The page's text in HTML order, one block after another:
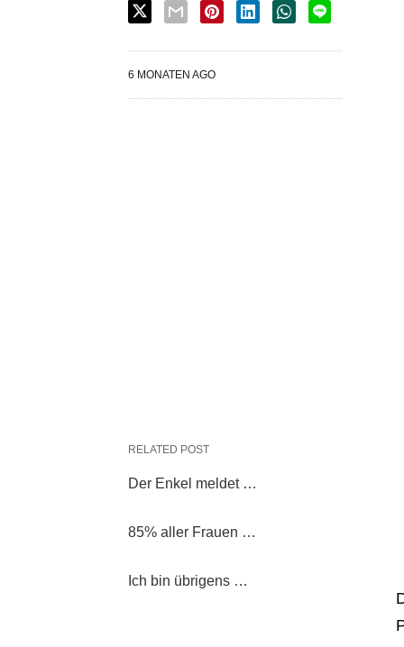
6 MONATEN AGO
RELATED POST
Der Enkel meldet …
85% aller Frauen …
Ich bin übrigens …